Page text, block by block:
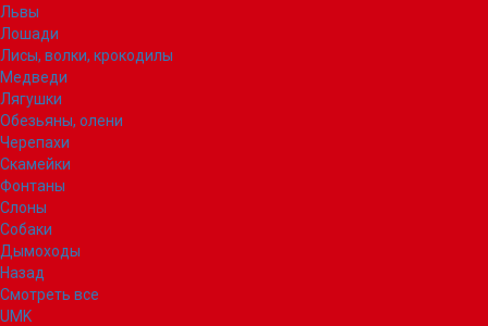
Львы
Лошади
Лисы, волки, крокодилы
Медведи
Лягушки
Обезьяны, олени
Черепахи
Скамейки
Фонтаны
Слоны
Собаки
Дымоходы
Назад
Смотреть все
UMK